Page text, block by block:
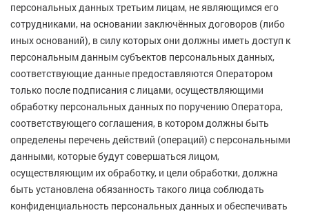
персональных данных третьим лицам, не являющимся его
сотрудниками, на основании заключённых договоров (либо
иных оснований), в силу которых они должны иметь доступ к
персональным данным субъектов персональных данных,
соответствующие данные предоставляются Оператором
только после подписания с лицами, осуществляющими
обработку персональных данных по поручению Оператора,
соответствующего соглашения, в котором должны быть
определены перечень действий (операций) с персональными
данными, которые будут совершаться лицом,
осуществляющим их обработку, и цели обработки, должна
быть установлена обязанность такого лица соблюдать
конфиденциальность персональных данных и обеспечивать